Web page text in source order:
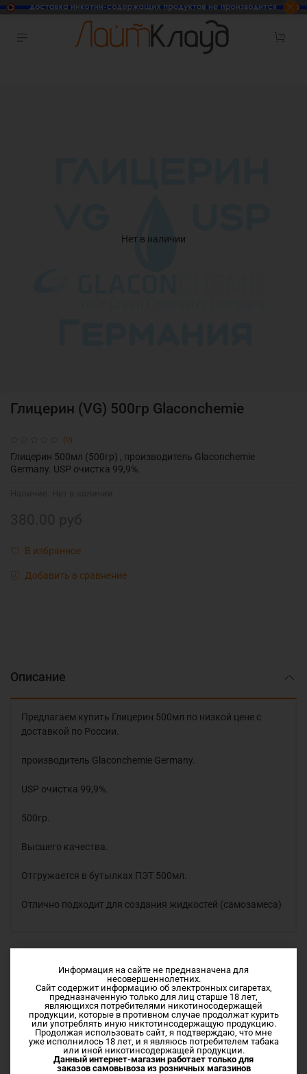
Нет в наличии
(0)
Глицерин (VG) 500гр Glaconchemie
В избранное
Добавить в сравнение
Глицерин 500мл (500гр) , производитель Glaconchemie
Germany. USP очистка 99,9%.
Описание
Предлагаем купить Глицерин 500мл по низкой цене с
доставкой по России.
производитель Glaconchemie Germany.
USP очистка 99,9%.
500гр.
Высшего качества.
Отгружается в бутылках ПЭТ 500мл.
Отлично подходит для создания жидкостей (самозамеса)
Отзывы
Информация на сайте не предназначена для
несовершеннолетних.
Сайт содержит информацию об электронных сигаретах,
предназначенную только для лиц старше 18 лет,
являющихся потребителями никотиносодержащей
продукции, которые в противном случае продолжат курить
или употреблять иную никтотинсодержащую продукцию.
Продолжая использовать сайт, я подтверждаю, что мне
уже исполнилось 18 лет, и я являюсь потребителем табака
или иной никотинсодержащей продукции.
Данный интернет-магазин работает только для
заказов самовывоза из розничных магазинов